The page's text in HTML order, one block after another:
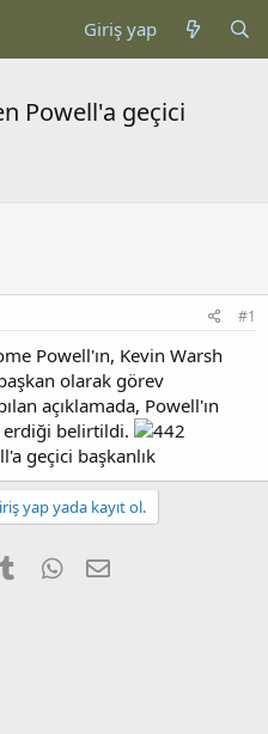
Giriş yap
Powell'a geçici
#1
Powell'ın, Kevin Warsh
olarak görev
açıklamada, Powell'ın
erdiği belirtildi.
geçici başkanlık
yap yada kayıt ol.
Tumblr WhatsApp